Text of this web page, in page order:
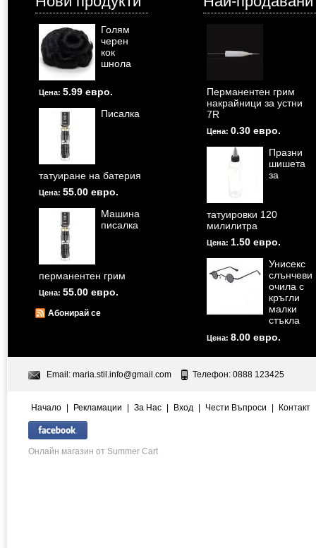
Голям
черен
кок
шнола
Цена: 5.99 евро.
Писалка
татуиране на батерия
Цена: 55.00 евро.
Машина
писалка
перманентен грим
Цена: 55.00 евро.
Абонирай се
Перманентен грим
накрайници за устни
7R
Цена: 0.30 евро.
Празни
шишета
за
татуировки 120
милилитра
Цена: 1.50 евро.
Унисекс
слънчеви
очила с
кръгли
малки
стъкла
Цена: 8.00 евро.
Email: maria.stil.info@gmail.com Телефон: 0888 123425
Начало | Рекламации | За Нас | Вход | Чести Въпроси | Контакт
Онлайн магазин от Summer Cart